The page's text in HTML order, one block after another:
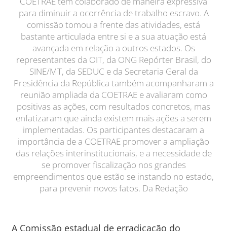
para diminuir a ocorrência de trabalho escravo. A
comissão tomou a frente das atividades, está
bastante articulada entre si e a sua atuação está
avançada em relação a outros estados. Os
representantes da OIT, da ONG Repórter Brasil, do
SINE/MT, da SEDUC e da Secretaria Geral da
Presidência da República também acompanharam a
reunião ampliada da COETRAE e avaliaram como
positivas as ações, com resultados concretos, mas
enfatizaram que ainda existem mais ações a serem
implementadas. Os participantes destacaram a
importância de a COETRAE promover a ampliação
das relações interinstitucionais, e a necessidade de
se promover fiscalização nos grandes
empreendimentos que estão se instando no estado,
para prevenir novos fatos. Da Redação
A Comissão estadual de erradicação do